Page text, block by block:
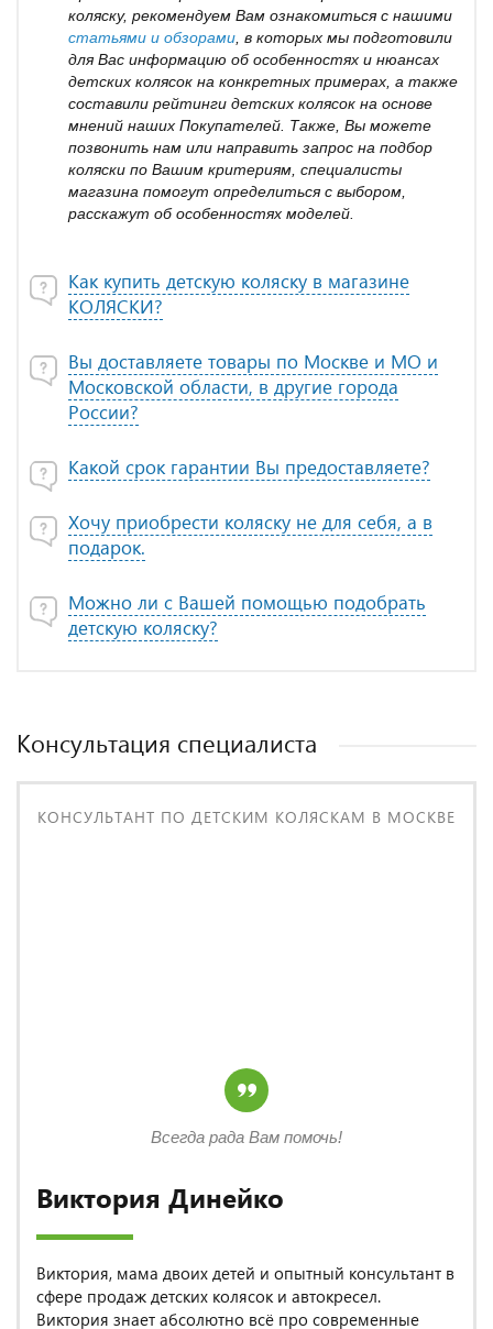
коляску, рекомендуем Вам ознакомиться с нашими
статьями и обзорами , в которых мы подготовили
для Вас информацию об особенностях и нюансах
детских колясок на конкретных примерах, а также
составили рейтинги детских колясок на основе
мнений наших Покупателей. Также, Вы можете
позвонить нам или направить запрос на подбор
коляски по Вашим критериям, специалисты
магазина помогут определиться с выбором,
расскажут об особенностях моделей.
Как купить детскую коляску в магазине
КОЛЯСКИ?
Вы доставляете товары по Москве и МО и
Московской области, в другие города
России?
Какой срок гарантии Вы предоставляете?
Хочу приобрести коляску не для себя, а в
подарок.
Можно ли с Вашей помощью подобрать
детскую коляску?
Консультация специалиста
КОНСУЛЬТАНТ ПО ДЕТСКИМ КОЛЯСКАМ В МОСКВЕ
Виктория Динейко
Виктория, мама двоих детей и опытный консультант в
сфере продаж детских колясок и автокресел.
Виктория знает абсолютно всё про современные
Всегда рада Вам помочь!